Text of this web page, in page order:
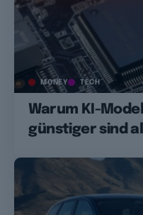
MONEY TECH
Warum KI-
günstiger sind